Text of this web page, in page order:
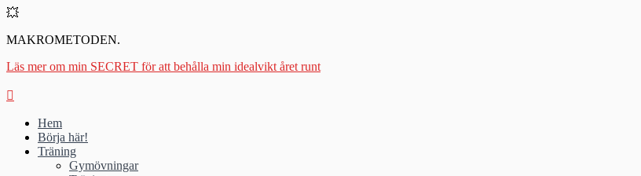
💥
MAKROMETODEN.
Läs mer om min SECRET för att behålla min idealvikt året runt
Hem
Börja här!
Träning
Gymövningar